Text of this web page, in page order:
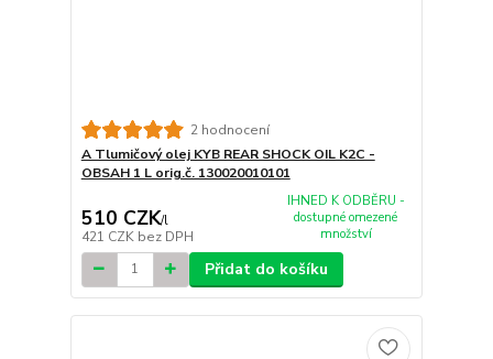
2 hodnocení
A Tlumičový olej KYB REAR SHOCK OIL K2C -
OBSAH 1 L orig.č. 130020010101
510 CZK/l
421 CZK bez DPH
IHNED K ODBĚRU -
dostupné omezené
množství
Přidat do košíku